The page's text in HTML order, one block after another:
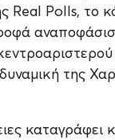
Real Polls, το
της
καταγράφει